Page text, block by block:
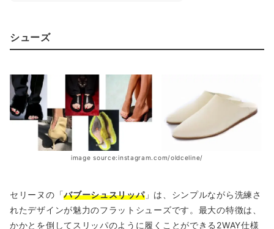
シューズ
image source:instagram.com/oldceline/
セリーヌの「バブーシュスリッパ」は、シンプルながら洗練さ
れたデザインが魅力のフラットシューズです。最大の特徴は、
かかとを倒してスリッパのように履くことができる2WAY仕様